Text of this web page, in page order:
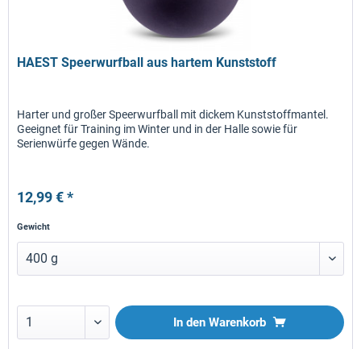
HAEST Speerwurfball aus hartem Kunststoff
Harter und großer Speerwurfball mit dickem Kunststoffmantel.
Geeignet für Training im Winter und in der Halle sowie für
Serienwürfe gegen Wände.
12,99 € *
Gewicht
In den Warenkorb